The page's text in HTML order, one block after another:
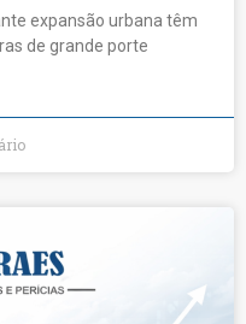
expansão urbana têm
de grande porte